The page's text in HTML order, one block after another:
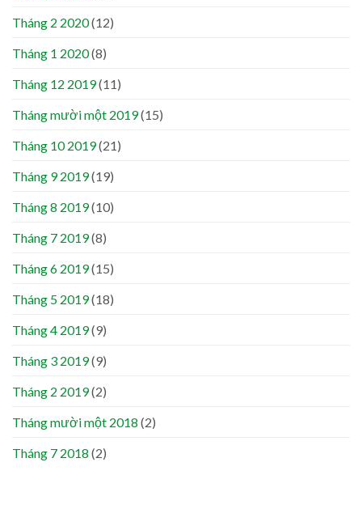
Tháng 2 2020(12)
Tháng 1 2020(8)
Tháng 12 2019(11)
Tháng mười một 2019(15)
Tháng 10 2019(21)
Tháng 9 2019(19)
Tháng 8 2019(10)
Tháng 7 2019(8)
Tháng 6 2019(15)
Tháng 5 2019(18)
Tháng 4 2019(9)
Tháng 3 2019(9)
Tháng 2 2019(2)
Tháng mười một 2018 (2)
Tháng 7 2018 (2)